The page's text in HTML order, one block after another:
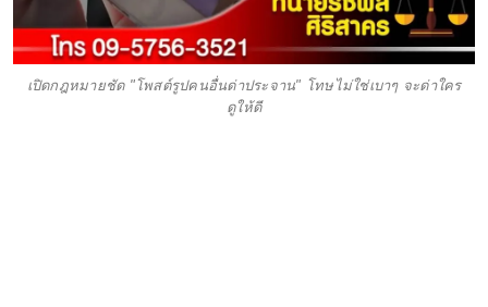
เปิดกฎหมายชัด "โพสต์รูปคนอื่นด่าประจาน" โทษไม่ใช่เบาๆ จะด่าใคร
ดูให้ดี